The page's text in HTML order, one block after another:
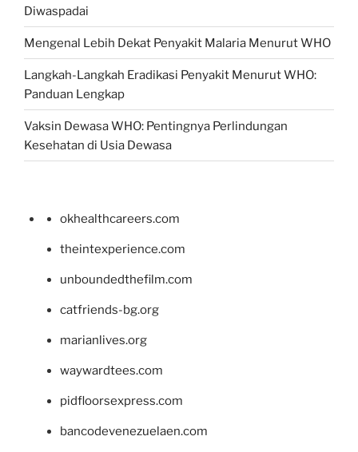
Diwaspadai
Mengenal Lebih Dekat Penyakit Malaria Menurut WHO
Langkah-Langkah Eradikasi Penyakit Menurut WHO:
Panduan Lengkap
Vaksin Dewasa WHO: Pentingnya Perlindungan
Kesehatan di Usia Dewasa
okhealthcareers.com
theintexperience.com
unboundedthefilm.com
catfriends-bg.org
marianlives.org
waywardtees.com
pidfloorsexpress.com
bancodevenezuelaen.com